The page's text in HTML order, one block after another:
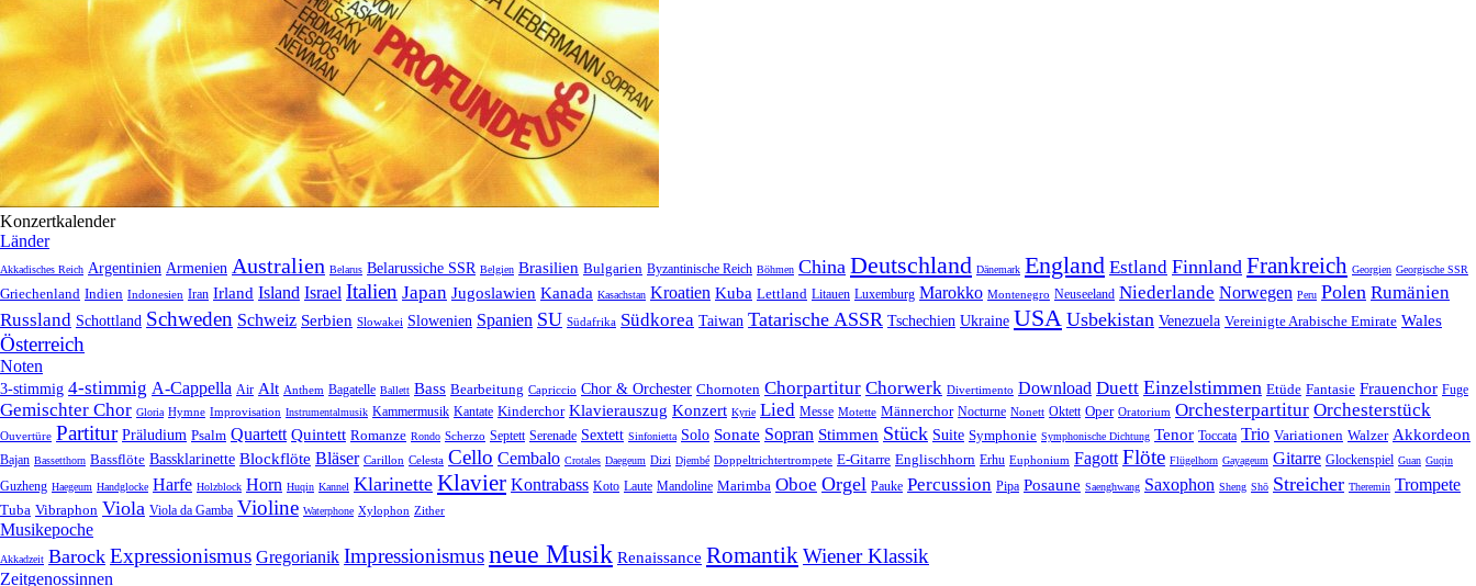
Konzertkalender
Länder
Akkadisches Reich Argentinien Armenien Australien Belarus Belarussiche SSR Belgien Brasilien Bulgarien Byzantinische Reich Böhmen China Deutschland Dänemark England Estland Finnland Frankreich Georgien Georgische SSR
Griechenland Indien Indonesien Iran Irland Island Israel Italien Japan Jugoslawien Kanada Kasachstan Kroatien Kuba Lettland Litauen Luxemburg Marokko Montenegro Neuseeland Niederlande Norwegen Peru Polen Rumänien
Russland Schottland Schweden Schweiz Serbien Slowakei Slowenien Spanien SU Südafrika Südkorea Taiwan Tatarische ASSR Tschechien Ukraine USA Usbekistan Venezuela Vereinigte Arabische Emirate Wales
Österreich
Noten
3-stimmig 4-stimmig A-Cappella Air Alt Anthem Bagatelle Ballett Bass Bearbeitung Capriccio Chor & Orchester Chornoten Chorpartitur Chorwerk Divertimento Download Duett Einzelstimmen Etüde Fantasie Frauenchor Fuge
Gemischter Chor Gloria Hymne Improvisation Instrumentalmusik Kammermusik Kantate Kinderchor Klavierauszug Konzert Kyrie Lied Messe Motette Männerchor Nocturne Nonett Oktett Oper Oratorium Orchesterpartitur Orchesterstück
Ouvertüre Partitur Präludium Psalm Quartett Quintett Romanze Rondo Scherzo Septett Serenade Sextett Sinfonietta Solo Sonate Sopran Stimmen Stück Suite Symphonie Symphonische Dichtung Tenor Toccata Trio Variationen Walzer Akkordeon
Bajan Bassetthorn Bassflöte Bassklarinette Blockflöte Bläser Carillon Celesta Cello Cembalo Crotales Daegeum Dizi Djembé Doppeltrichtertrompete E-Gitarre Englischhorn Erhu Euphonium Fagott Flöte Flügelhorn Gayageum Gitarre Glockenspiel Guan Guqin
Guzheng Haegeum Handglocke Harfe Holzblock Horn Huqin Kannel Klarinette Klavier Kontrabass Koto Laute Mandoline Marimba Oboe Orgel Pauke Percussion Pipa Posaune Saenghwang Saxophon Sheng Shō Streicher Theremin Trompete
Tuba Vibraphon Viola Viola da Gamba Violine Waterphone Xylophon Zither
Musikepoche
Akkadzeit Barock Expressionismus Gregorianik Impressionismusneue Musik Renaissance RomantikWiener Klassik
Zeitgenossinnen